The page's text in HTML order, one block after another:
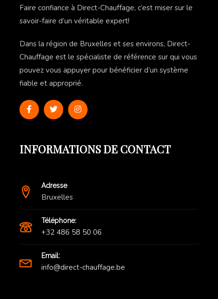
Faire confiance à Direct-Chauffage, c’est miser sur le
savoir-faire d’un véritable expert!
Dans la région de Bruxelles et ses environs, Direct-
Chauffage est le spécialiste de référence sur qui vous
pouvez vous appuyer pour bénéficier d’un système
fiable et approprié.
INFORMATIONS DE CONTACT
Adresse
Bruxelles
Téléphone:
+32 486 58 50 06
Email:
info@direct-chauffage.be